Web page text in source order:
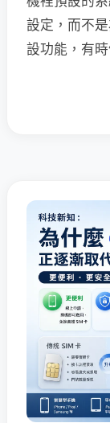
設定，而不
設功能，有